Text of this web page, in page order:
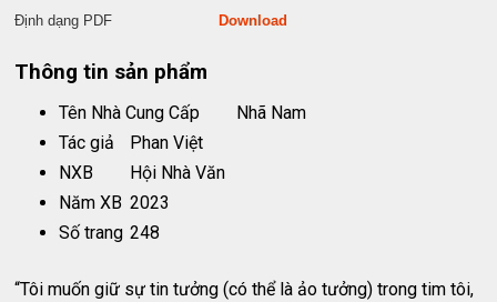
Định dạng PDF Download
Thông tin sản phẩm
Tên Nhà Cung Cấp
Nhã Nam
Tác giả
Phan Việt
NXB
Hội Nhà Văn
Năm XB 2023
Số trang 248
“Tôi muốn giữ sự tin tưởng (có thể là ảo tưởng) trong tim tôi,